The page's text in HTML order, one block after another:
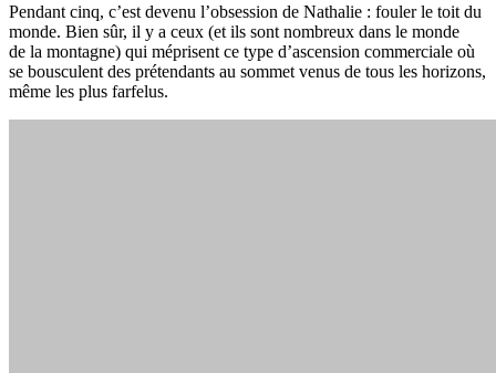
Pendant cinq, c’est devenu l’obsession de Nathalie : fouler le toit du
monde. Bien sûr, il y a ceux (et ils sont nombreux dans le monde
de la montagne) qui méprisent ce type d’ascension commerciale où
se bousculent des prétendants au sommet venus de tous les horizons,
même les plus farfelus.